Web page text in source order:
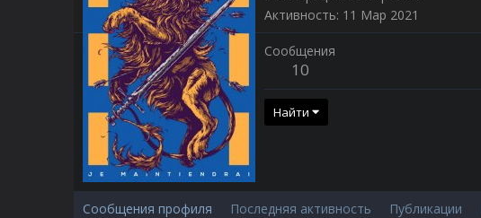
Активность 11 Мар 2021
Сообщения
10
Найти
Сообщения профиля Последняя активность Публикации